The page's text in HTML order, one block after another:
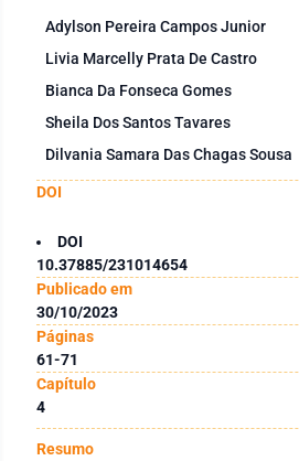
Adylson Pereira Campos Junior
Livia Marcelly Prata De Castro
Bianca Da Fonseca Gomes
Sheila Dos Santos Tavares
Dilvania Samara Das Chagas Sousa
DOI
DOI
10.37885/231014654
Publicado em
30/10/2023
Páginas
61-71
Capítulo
4
Resumo